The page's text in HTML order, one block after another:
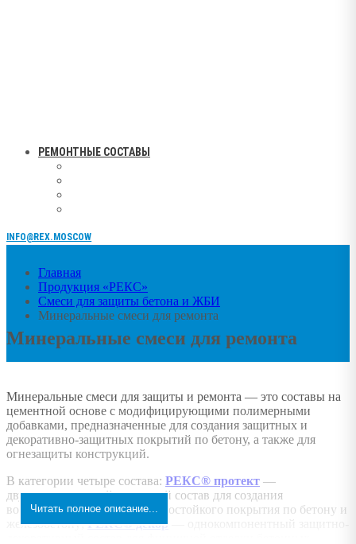
РЕМОНТНЫЕ СОСТАВЫ
INFO@REX.MOSCOW
Главная
Продукция «РЕКС»
Смеси для защиты бетона и ЖБИ
Минеральные смеси для ремонта
Минеральные смеси для ремонта
Минеральные смеси для защиты и ремонта — это составы на
цементной основе с модифицирующими полимерными
добавками, предназначенные для создания защитных и
декоративно-защитных покрытий по бетону, а также для
огнезащиты конструкций.
В категории четыре состава: РЕКС® протект —
двухкомпонентный защитный состав для создания
водонепроницаемого и морозостойкого покрытия по бетону и
железобетону;РЕКС® декор
Читать полное описание...